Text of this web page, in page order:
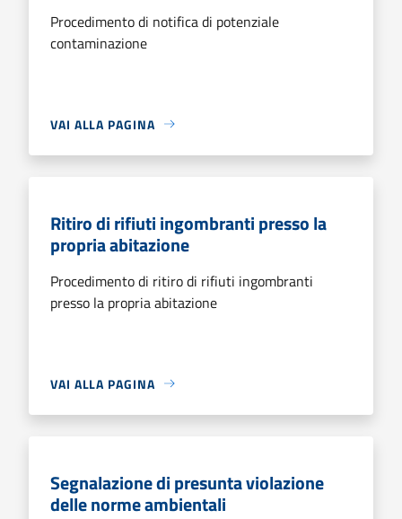
Procedimento di notifica di potenziale
contaminazione
VAI ALLA PAGINA
Ritiro di rifiuti ingombranti presso la
propria abitazione
Procedimento di ritiro di rifiuti ingombranti
presso la propria abitazione
VAI ALLA PAGINA
Segnalazione di presunta violazione
delle norme ambientali